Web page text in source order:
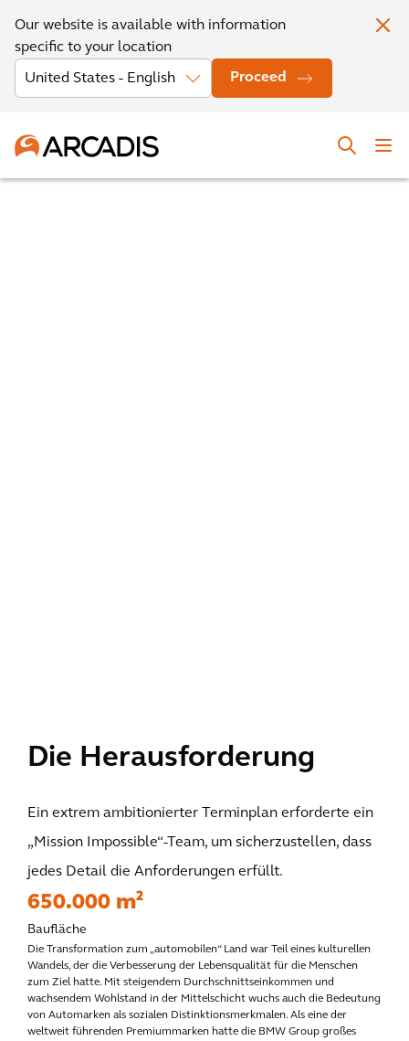
Our website is available with information
specific to your location
Proceed
Die Herausforderung
Ein extrem ambitionierter Terminplan erforderte ein
„Mission Impossible“-Team, um sicherzustellen, dass
jedes Detail die Anforderungen erfüllt.
650.000 m²
Baufläche
Die Transformation zum „automobilen“ Land war Teil eines kulturellen
Wandels, der die Verbesserung der Lebensqualität für die Menschen
zum Ziel hatte. Mit steigendem Durchschnittseinkommen und
wachsendem Wohlstand in der Mittelschicht wuchs auch die Bedeutung
von Automarken als sozialen Distinktionsmerkmalen. Als eine der
weltweit führenden Premiummarken hatte die BMW Group großes